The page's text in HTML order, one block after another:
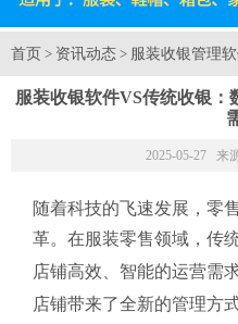
首页 > 资讯动态 > 服装收银管理
服装收银软件VS传统收银：
2025-05-27 来
随着科技的飞速发展，零
革。在服装零售领域，传
店铺高效、智能的运营需求
店铺带来了全新的管理方